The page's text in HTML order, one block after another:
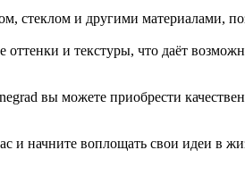
стеклом и другими материалами,
и текстуры, что даёт
вы можете приобрести
и начните воплощать свои идеи в